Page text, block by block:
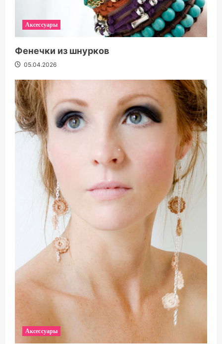
Аксессуары
Фенечки из шнурков
05.04.2026
Аксессуары